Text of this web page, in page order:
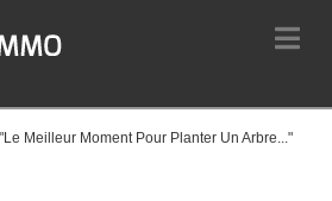
Meilleur Moment Pour Planter Un Arbre..."